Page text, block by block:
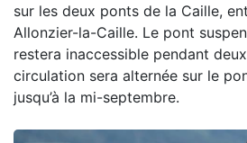
sur les deux ponts de la Caille,
Allonzier-la-Caille. Le pont
restera inaccessible pendant
circulation sera alternée sur le
jusqu’à la mi-septembre.